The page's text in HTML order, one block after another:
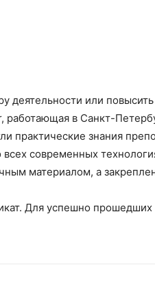
деятельности или
работающая в Санкт-
практические знания
современных
материалом, а
Для успешно прошедших